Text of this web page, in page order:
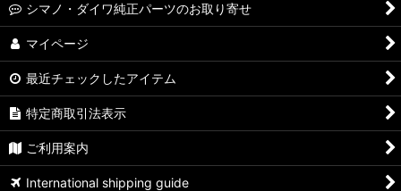
シマノ・ダイワ純正パーツのお取り寄せ
マイページ
最近チェックしたアイテム
特定商取引法表示
ご利用案内
International shipping guide